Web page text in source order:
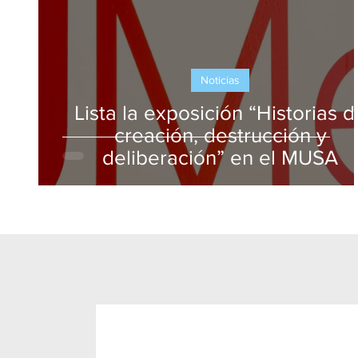
Lista la exposición “Historias
creación, destrucción y
deliberación” en el MUSA
Noticias